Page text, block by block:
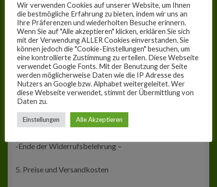
Zeitpunkt ist. Sie haben die Waren unverzüglich und in
jedem Fall spätestens binnen vierzehn Tagen ab dem
Tag, an dem Sie uns über den Widerruf dieses Vertrages
unterrichten, an uns zurückzusenden oder zu übergeben.
Die Frist ist gewahrt, wenn Sie die Waren vor Ablauf der
Frist von vierzehn Tagen absenden.Sie tragen die
unmittelbaren Kosten der Rücksendung der Waren. Sie
müssen für einen etwaigen Wertverlust der Waren
Prüfung der Beschaffenheit, Eigenschaften und
-Ende der Widerrufsbelehrung –
5. Preise und Versandkosten
Wir verwenden Cookies auf unserer Website, um Ihnen
die bestmögliche Erfahrung zu bieten, indem wir uns an
Ihre Präferenzen und wiederholten Besuche erinnern.
Wenn Sie auf "Alle akzeptieren" klicken, erklären Sie sich
mit der Verwendung ALLER Cookies einverstanden. Sie
können jedoch die "Cookie-Einstellungen" besuchen, um
eine kontrollierte Zustimmung zu erteilen. Diese Webseite
verwendet Google Fonts. Mit der Benutzung der Seite
werden möglicherweise Daten wie die IP Adresse des
Nutzers an Google bzw. Alphabet weitergeleitet. Wer
diese Webseite verwendet, stimmt der Übermittlung von
Daten zu.
Einstellungen Alle Akzeptieren